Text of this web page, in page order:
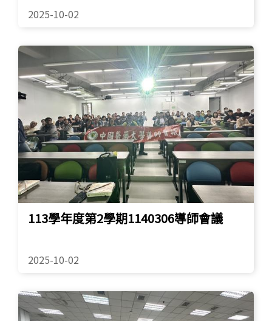
2025-10-02
113學年度第2學期1140306導師會議
2025-10-02